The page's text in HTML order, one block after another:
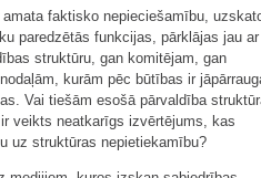
amata faktisko nepieciešamību,
paredzētās funkcijas, pārklājas jau ar
struktūru, gan komitējam, gan
kurām pēc būtības ir
Vai tiešām esošā pārvaldība
veikts neatkarīgs izvērtējums, kas
uz struktūras nepietiekamību?